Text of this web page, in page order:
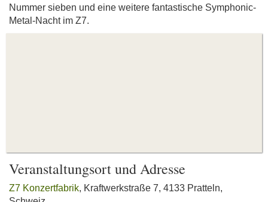
Nummer sieben und eine weitere fantastische Symphonic-
Metal-Nacht im Z7.
Veranstaltungsort und Adresse
Z7 Konzertfabrik, Kraftwerkstraße 7, 4133 Pratteln,